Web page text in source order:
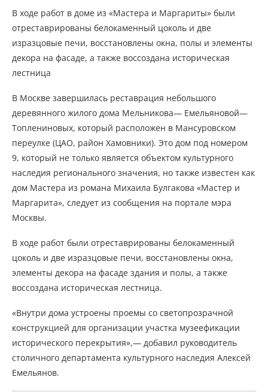
В ходе работ в доме из «Мастера и Маргариты» были
отреставрированы белокаменный цоколь и две
изразцовые печи, восстановлены окна, полы и элементы
декора на фасаде, а также воссоздана историческая
лестница
В Москве завершилась реставрация небольшого
деревянного жилого дома Мельникова— Емельяновой—
Топлениновых, который расположен в Мансуровском
переулке (ЦАО, район Хамовники). Это дом под номером
9, который не только является объектом культурного
наследия регионального значения, но также известен как
дом Мастера из романа Михаила Булгакова «Мастер и
Маргарита», следует из сообщения на портале мэра
Москвы.
В ходе работ были отреставрированы белокаменный
цоколь и две изразцовые печи, восстановлены окна,
элементы декора на фасаде здания и полы, а также
воссоздана историческая лестница.
«Внутри дома устроены проемы со светопрозрачной
конструкцией для организации участка музеефикации
исторического перекрытия»,— добавил руководитель
столичного департамента культурного наследия Алексей
Емельянов.